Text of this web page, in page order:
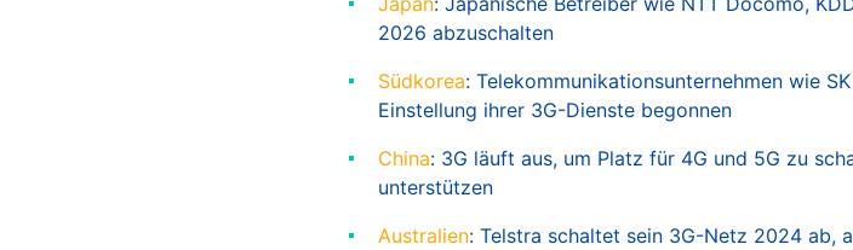
2026 abzuschalten
Südkorea: Telekommunikationsunternehmen wie
Einstellung ihrer 3G-Dienste begonnen
China: 3G läuft aus, um Platz für 4G und 5G zu
unterstützen
Australien: Telstra schaltet sein 3G-Netz 2024 ab,